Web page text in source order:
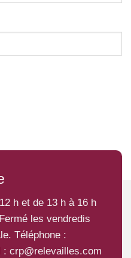
h et de 13 h à 16 h
les vendredis
Téléphone :
: crp@relevailles.com